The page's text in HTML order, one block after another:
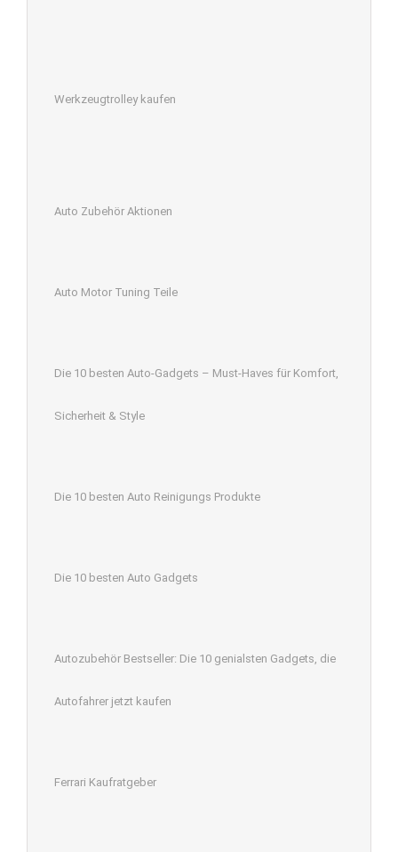
Werkzeugtrolley kaufen
Auto Zubehör Aktionen
Auto Motor Tuning Teile
Die 10 besten Auto-Gadgets – Must-Haves für Komfort,
Sicherheit & Style
Die 10 besten Auto Reinigungs Produkte
Die 10 besten Auto Gadgets
Autozubehör Bestseller: Die 10 genialsten Gadgets, die
Autofahrer jetzt kaufen
Ferrari Kaufratgeber